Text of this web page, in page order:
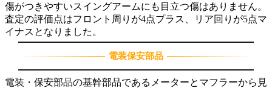
傷がつきやすいスイングアームにも目立つ傷はありません。
査定の評価点はフロント周りが4点プラス、リア回りが5点マ
イナスとなりました。
電装保安部品
電装・保安部品の基幹部品であるメーターとマフラーから見